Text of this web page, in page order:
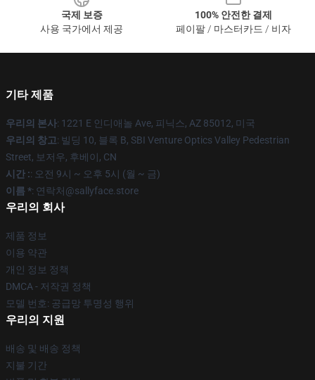
국제 보증
사용 국가에서 제공
100% 안전한 결제
페이팔 / 마스터카드 / 비자
기타 제품
우리의 본사: 1221 E 인디애놀 Ave, 피닉스, AZ 85012, 미국
우리의 창고: 빌딩 10, 블록 B, SBI Venture Optics Valley Pedestrian
Street, 보저우, 후베이, CN
시간 :: 오전 9시 ~ 오후 5시 (월 ~ 금)
이름 *: 연락처@sallyface.store
우리의 회사
제품 정보
이용 약관
개인 정보 정책
DMCA - 저작권 정책
모델 번호: 공급망 투명성 행위
우리의 지원
배송 및 배송 정책
지불 기간